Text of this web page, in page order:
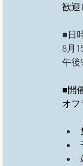
歓迎
■日
8月
午後
■開
オ